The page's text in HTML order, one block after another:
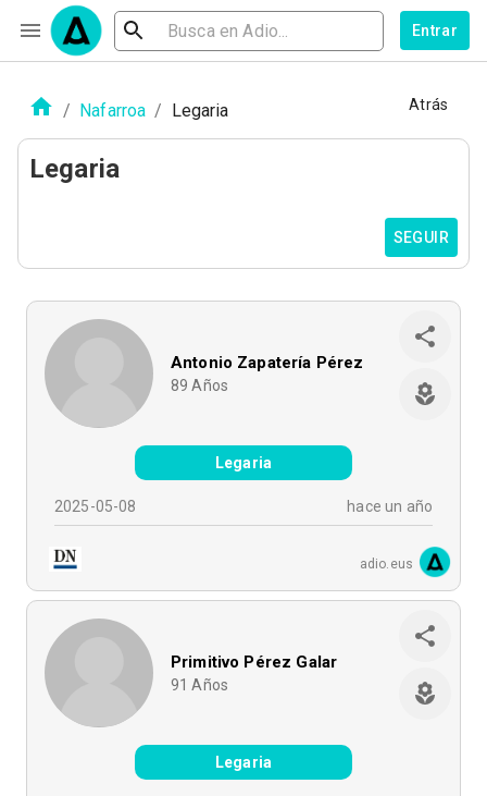
Entrar
/ Nafarroa / Legaria Atrás
Legaria
SEGUIR
Antonio Zapatería Pérez
89 Años
Legaria
2025-05-08 hace un año
adio.eus
Primitivo Pérez Galar
91 Años
Legaria